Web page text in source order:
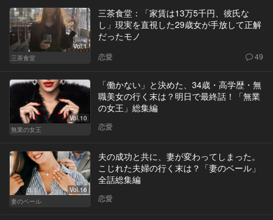
Vol.1
三茶食堂
三茶食堂：「家賃は13万5千円、彼氏な
し」現実を直視した29歳女が手放して正解
だったモノ
恋愛 49
Vol.10
無業の女王
「働かない」と決めた、34歳・高学歴・無
職美女の行く末は？明日で最終話！「無業
の女王」総集編
恋愛
Vol.16
妻のベール
夫の成功と共に、妻が変わってしまった。
こじれた夫婦の行く末は？「妻のベール」
全話総集編
恋愛